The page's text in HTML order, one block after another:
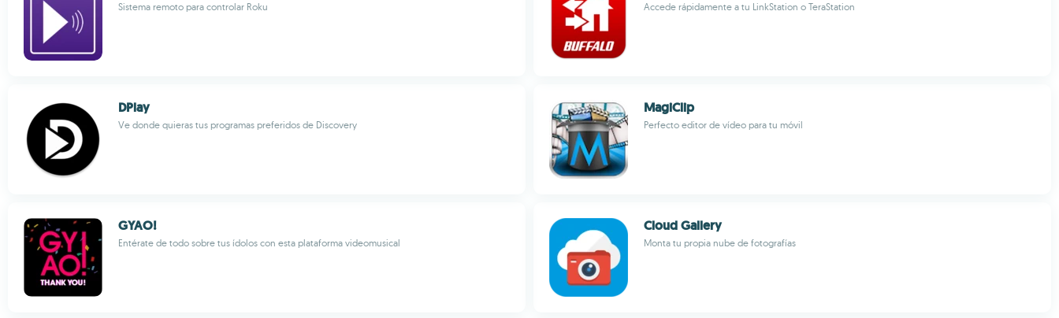
Sistema remoto para controlar Roku Accede rápidamente a tu LinkStation o TeraStation
DPlay
Ve donde quieras tus programas preferidos de Discovery
MagiClip
Perfecto editor de vídeo para tu móvil
GYAO!
Entérate de todo sobre tus ídolos con esta plataforma videomusical
Cloud Gallery
Monta tu propia nube de fotografías